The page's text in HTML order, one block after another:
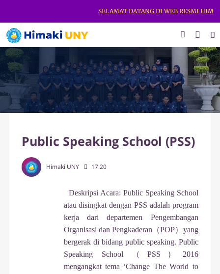
SELAMAT DATANG DI WEB RESMI
Public Speaking School (PSS)
Himaki UNY 17.20
Deskripsi Acara: Public Speaking School
atau disingkat dengan PSS adalah program
kerja dari departemen Pengembangan
Organisasi dan Pengkaderan （POP） yang
bergerak di bidang public speaking. Public
Speaking School
（ PSS ） 2016
mengangkat tema ‘Change The World to